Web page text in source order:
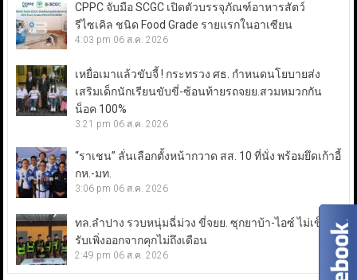
CPPC จับมือ SCGC เปิดตัวบรรจุภัณฑ์อาหารสัตว์
รีไซเคิล ชนิด Food Grade รายแรกในอาเซียน
4:03 pm 06 ส.ค. 2026
เหยื่อเมาแล้วขับจี้ ! กระทรวง ศธ. กำหนดนโยบายส่ง
เสริมเด็กนักเรียนขับขี่-ซ้อนท้ายรถจยย.สวมหมวกกัน
น็อค 100%
3:21 pm 06 ส.ค. 2026
“ราเชน” ลั่นเลือกตั้งหน้ากวาด สส. 10 ที่นั่ง พร้อมยึดเก้าอี้
กห.-มท.
3:06 pm 06 ส.ค. 2026
ทล.ลำปาง รวบหนุ่มฉี่ม่วง ขี่จยย. ซุกยาบ้า-ไอซ์ ไม่เข็ด!
รับเพิ่งออกจากคุกไม่ถึงเดือน
2:49 pm 06 ส.ค. 2026